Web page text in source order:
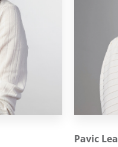
Pavic Lea